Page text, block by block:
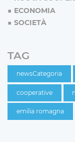
ECONOMIA
SOCIETÀ
TAG
newsCategoria
cooperative
emilia romagna